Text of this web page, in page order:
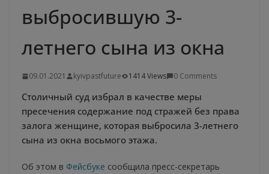
выбросившую 3-
летнего сына из окна
09.01.2021 kyivpastfuture 1414 Views 0 Comments
Столичный суд избрал в качестве меры
пресечения содержание под стражей без права
залога женщине, которая выбросила 3-летнего
сына из окна восьмого этажа.
Об этом в Фейсбуке сообщила пресс-секретарь